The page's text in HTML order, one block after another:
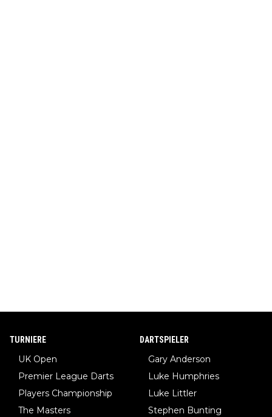
TURNIERE
UK Open
Premier League Darts
Players Championship
The Masters
DARTSPIELER
Gary Anderson
Luke Humphries
Luke Littler
Stephen Bunting